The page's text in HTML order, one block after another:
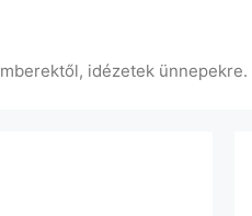
idézetek ünnepekre.